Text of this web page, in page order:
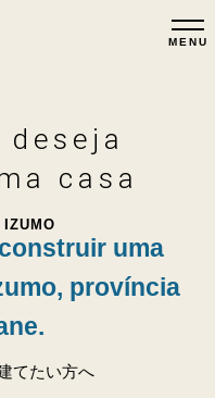
deseja
casa
IZUMO
uma
província
てたい方へ